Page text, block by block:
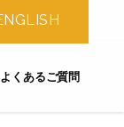
よくあるご質問